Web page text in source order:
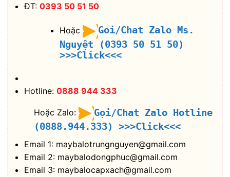
ĐT: 0393 50 51 50
Hoặc
Goi/Chat Zalo Ms.
Nguyệt (0393 50 51 50)
>>>Click<<<
Hotline: 0888 944 333
Hoặc Zalo:
Gọi/Chat Zalo Hotline
(0888.944.333)
>>>Click<<<
Email 1: maybalotrungnguyen@gmail.com
Email 2: maybalodongphuc@gmail.com
Email 3: maybalocapxach@gmail.com